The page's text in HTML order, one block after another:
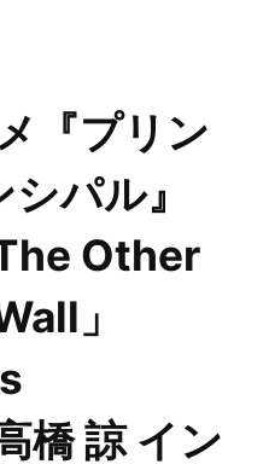
『プリン
パル』
Other
」
橋 諒 イン